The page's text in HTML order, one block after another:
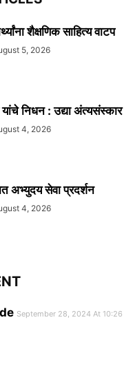
शैक्षणिक साहित्य वाटप
5, 2026
यांचे निधन : उद्या अंत्यसंस्कार
4, 2026
अभ्युदय सेवा प्रदर्शन
4, 2026
September 28, 2024 At 10:26